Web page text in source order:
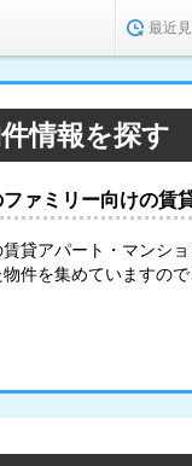
最近
情報を探す
ァミリー向けの賃
貸アパート・マンシ
物件を集めていますの